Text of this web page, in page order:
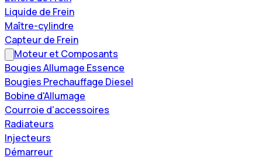
Liquide de Frein
Maître-cylindre
Capteur de Frein
Moteur et Composants
Bougies Allumage Essence
Bougies Prechauffage Diesel
Bobine d'Allumage
Courroie d'accessoires
Radiateurs
Injecteurs
Démarreur